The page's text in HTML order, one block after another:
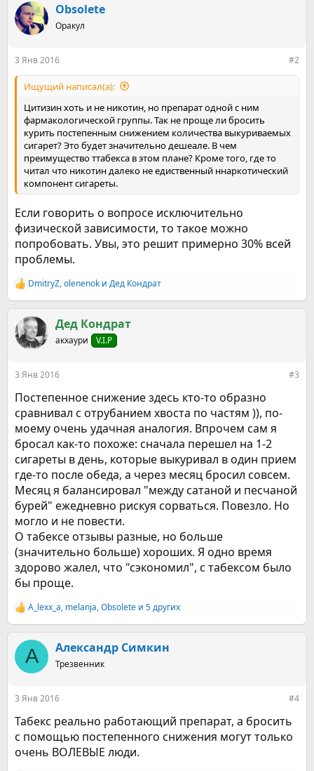
к
ц
и
Obsolete
Оракул
3 Янв 2016 #2
Ищущий написал(а):
Цитизин хоть и не никотин, но препарат одной с ним
фармакологической группы. Так не проще ли бросить
курить постепенным снижением количества выкуриваемых
сигарет? Это будет значительно дешеале. В чем
преимущество ттабекса в этом плане? Кроме того, где то
читал что никотин далеко не едиственный ннаркотический
компонент сигареты.
Если говорить о вопросе исключительно
физической зависимости, то такое можно
попробовать. Увы, это решит примерно 30% всей
проблемы.
Р
е
к
ц
и
DmitryZ,olenenok и Дед Кондрат
Дед Кондрат
акхаури V.I.P
3 Янв 2016 #3
Постепенное снижение здесь кто-то образно
сравнивал с отрубанием хвоста по частям )), по-
моему очень удачная аналогия. Впрочем сам я
бросал как-то похоже: сначала перешел на 1-2
сигареты в день, которые выкуривал в один прием
где-то после обеда, а через месяц бросил совсем.
Месяц я балансировал "между сатаной и песчаной
бурей" ежедневно рискуя сорваться. Повезло. Но
могло и не повести.
О табексе отзывы разные, но больше
(значительно больше) хороших. Я одно время
здорово жалел, что "сэкономил", с табексом было
бы проще.
Р
е
к
ц
и
A_lexx_a, melanja,Obsolete и 5 других
А Александр Симкин
Трезвенник
3 Янв 2016 #4
Табекс реально работающий препарат, а бросить
с помощью постепенного снижения могут только
очень ВОЛЕВЫЕ люди.